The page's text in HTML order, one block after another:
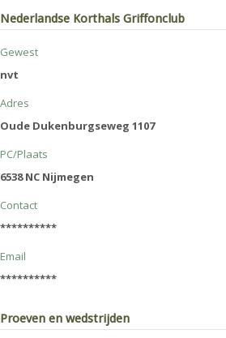
Nederlandse Korthals Griffonclub
Gewest
nvt
Adres
Oude Dukenburgseweg 1107
PC/Plaats
6538 NC Nijmegen
Contact
**********
Email
**********
Proeven en wedstrijden